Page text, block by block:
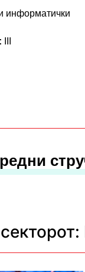
информатички